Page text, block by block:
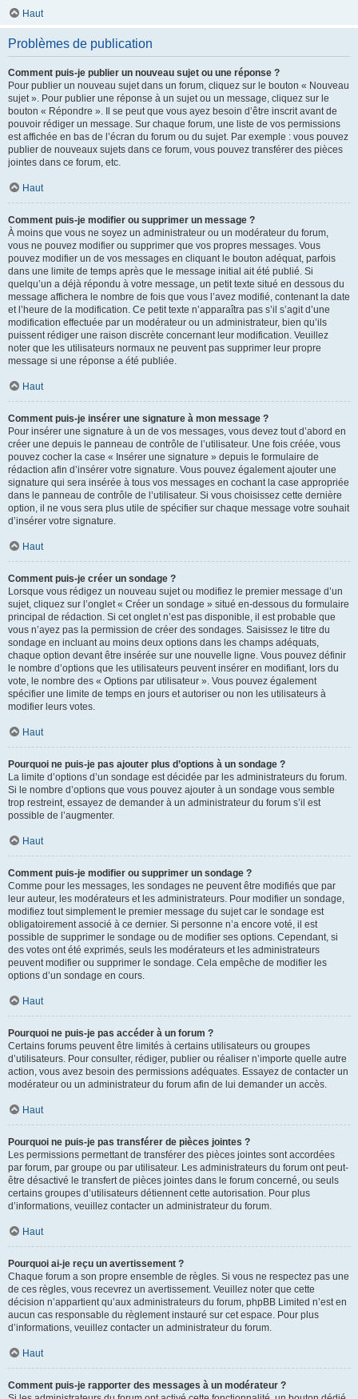
Haut
Problèmes de publication
Comment puis-je publier un nouveau sujet ou une réponse ?
Pour publier un nouveau sujet dans un forum, cliquez sur le bouton « Nouveau
sujet ». Pour publier une réponse à un sujet ou un message, cliquez sur le
bouton « Répondre ». Il se peut que vous ayez besoin d’être inscrit avant de
pouvoir rédiger un message. Sur chaque forum, une liste de vos permissions
est affichée en bas de l’écran du forum ou du sujet. Par exemple : vous pouvez
publier de nouveaux sujets dans ce forum, vous pouvez transférer des pièces
jointes dans ce forum, etc.
Haut
Comment puis-je modifier ou supprimer un message ?
À moins que vous ne soyez un administrateur ou un modérateur du forum,
vous ne pouvez modifier ou supprimer que vos propres messages. Vous
pouvez modifier un de vos messages en cliquant le bouton adéquat, parfois
dans une limite de temps après que le message initial ait été publié. Si
quelqu’un a déjà répondu à votre message, un petit texte situé en dessous du
message affichera le nombre de fois que vous l’avez modifié, contenant la date
et l’heure de la modification. Ce petit texte n’apparaîtra pas s’il s’agit d’une
modification effectuée par un modérateur ou un administrateur, bien qu’ils
puissent rédiger une raison discrète concernant leur modification. Veuillez
noter que les utilisateurs normaux ne peuvent pas supprimer leur propre
message si une réponse a été publiée.
Haut
Comment puis-je insérer une signature à mon message ?
Pour insérer une signature à un de vos messages, vous devez tout d’abord en
créer une depuis le panneau de contrôle de l’utilisateur. Une fois créée, vous
pouvez cocher la case « Insérer une signature » depuis le formulaire de
rédaction afin d’insérer votre signature. Vous pouvez également ajouter une
signature qui sera insérée à tous vos messages en cochant la case appropriée
dans le panneau de contrôle de l’utilisateur. Si vous choisissez cette dernière
option, il ne vous sera plus utile de spécifier sur chaque message votre souhait
d’insérer votre signature.
Haut
Comment puis-je créer un sondage ?
Lorsque vous rédigez un nouveau sujet ou modifiez le premier message d’un
sujet, cliquez sur l’onglet « Créer un sondage » situé en-dessous du formulaire
principal de rédaction. Si cet onglet n’est pas disponible, il est probable que
vous n’ayez pas la permission de créer des sondages. Saisissez le titre du
sondage en incluant au moins deux options dans les champs adéquats,
chaque option devant être insérée sur une nouvelle ligne. Vous pouvez définir
le nombre d’options que les utilisateurs peuvent insérer en modifiant, lors du
vote, le nombre des « Options par utilisateur ». Vous pouvez également
spécifier une limite de temps en jours et autoriser ou non les utilisateurs à
modifier leurs votes.
Haut
Pourquoi ne puis-je pas ajouter plus d’options à un sondage ?
La limite d’options d’un sondage est décidée par les administrateurs du forum.
Si le nombre d’options que vous pouvez ajouter à un sondage vous semble
trop restreint, essayez de demander à un administrateur du forum s’il est
possible de l’augmenter.
Haut
Comment puis-je modifier ou supprimer un sondage ?
Comme pour les messages, les sondages ne peuvent être modifiés que par
leur auteur, les modérateurs et les administrateurs. Pour modifier un sondage,
modifiez tout simplement le premier message du sujet car le sondage est
obligatoirement associé à ce dernier. Si personne n’a encore voté, il est
possible de supprimer le sondage ou de modifier ses options. Cependant, si
des votes ont été exprimés, seuls les modérateurs et les administrateurs
peuvent modifier ou supprimer le sondage. Cela empêche de modifier les
options d’un sondage en cours.
Haut
Pourquoi ne puis-je pas accéder à un forum ?
Certains forums peuvent être limités à certains utilisateurs ou groupes
d’utilisateurs. Pour consulter, rédiger, publier ou réaliser n’importe quelle autre
action, vous avez besoin des permissions adéquates. Essayez de contacter un
modérateur ou un administrateur du forum afin de lui demander un accès.
Haut
Pourquoi ne puis-je pas transférer de pièces jointes ?
Les permissions permettant de transférer des pièces jointes sont accordées
par forum, par groupe ou par utilisateur. Les administrateurs du forum ont peut-
être désactivé le transfert de pièces jointes dans le forum concerné, ou seuls
certains groupes d’utilisateurs détiennent cette autorisation. Pour plus
d’informations, veuillez contacter un administrateur du forum.
Haut
Pourquoi ai-je reçu un avertissement ?
Chaque forum a son propre ensemble de règles. Si vous ne respectez pas une
de ces règles, vous recevrez un avertissement. Veuillez noter que cette
décision n’appartient qu’aux administrateurs du forum, phpBB Limited n’est en
aucun cas responsable du règlement instauré sur cet espace. Pour plus
d’informations, veuillez contacter un administrateur du forum.
Haut
Comment puis-je rapporter des messages à un modérateur ?